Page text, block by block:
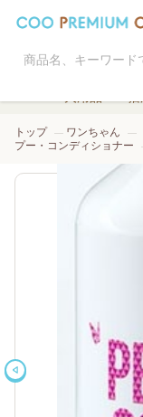
トップ ワンちゃん
プー・コンディショナー